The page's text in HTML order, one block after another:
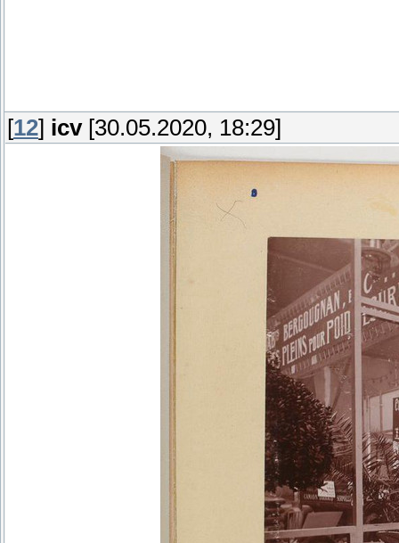
[12] icv[30.05.2020, 18:29]